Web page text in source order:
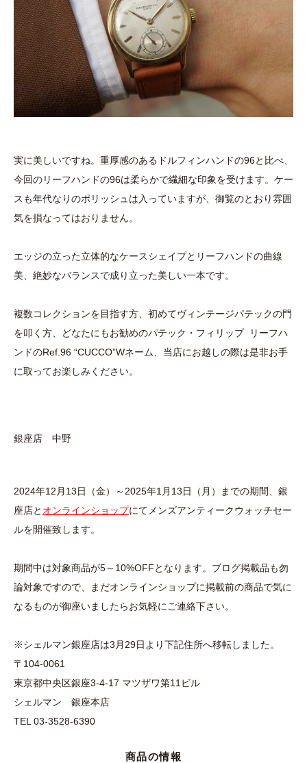
実に美しいですね。重厚感のあるドルフィンハンドの96と比べ、
今回のリーフハンドの96は柔らかで繊細な印象を受けます。ケー
スも年代なりのポリッシュは入っていますが、御覧のとおり雰囲
気を損なってはおりません。
エッジの立った立体的なケースシェイプとリーフハンドの曲線
美、絶妙なバランスで成り立った美しい一本です。
複数コレクションを目指す方、初めてヴィンテージパテックの門
を叩く方、どなたにもお勧めのパテック・フィリップ リーフハ
ンドのRef.96 “CUCCO”Wネーム、当店にお越しの際は是非お手
に取ってお楽しみください。
銀座店 中野
2024年12月13日（金）～2025年1月13日（月）までの期間、銀
座店と オンラインショップにてメンズアンティークウォッチセー
ルを開催致します。
期間中は対象商品が5～10%OFFとなります。ブログ掲載品も勿
論対象ですので、まだオンラインショップに掲載前の商品で気に
なるものが御座いましたらお気軽にご連絡下さい。
※シェルマン銀座店は3月29日より下記住所へ移転しました。
〒104-0061
東京都中央区銀座3-4-17 マツザワ第11ビル
シェルマン 銀座本店
TEL 03-3528-6390
商品の情報